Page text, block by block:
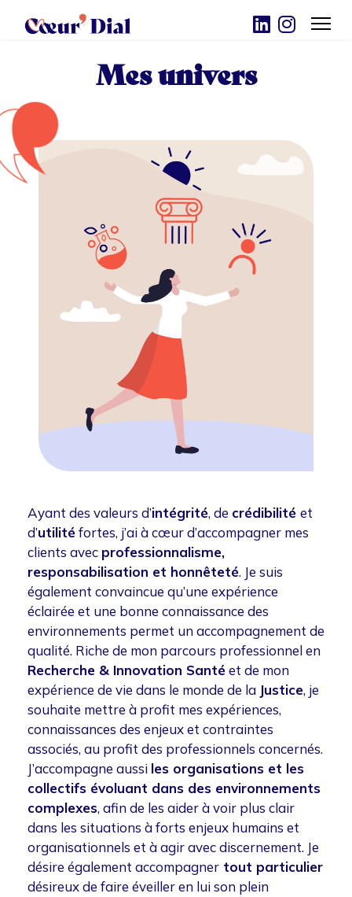
Mes univers
Ayant des valeurs d’intégrité, de crédibilité et
d’utilitéfortes, j’ai à cœur d’accompagner mes
clients avec professionnalisme,
responsabilisation et honnêteté. Je suis
également convaincue qu’une expérience
éclairée et une bonne connaissance des
environnements permet un accompagnement de
qualité. Riche de mon parcours professionnel en
Recherche & Innovation Santéet de mon
expérience de vie dans le monde de la Justice, je
souhaite mettre à profit mes expériences,
connaissances des enjeux et contraintes
associés, au profit des professionnels concernés.
J’accompagne aussi les organisations et les
collectifs évoluant dans des environnements
complexes, afin de les aider à voir plus clair
dans les situations à forts enjeux humains et
organisationnels et à agir avec discernement. Je
désire également accompagner tout particulier
désireux de faire éveiller en lui son plein